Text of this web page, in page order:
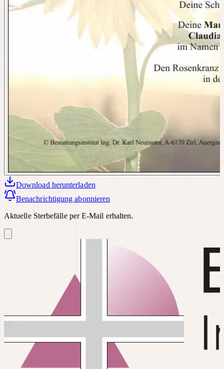
Download herunterladen
Benachrichtigung abonnieren
Aktuelle Sterbefälle per E-Mail erhalten.